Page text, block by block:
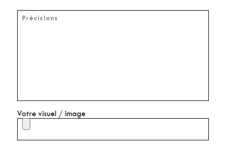
Votre visuel / image